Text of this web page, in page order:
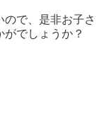
で、是非お子さ
でしょうか？